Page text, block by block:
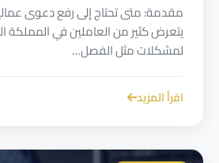
مقدمة: متى تحتاج إلى رفع دعوى
يتعرض كثير من العاملين في المملكة
لمشكلات مثل الفصل…
اقرأ المزيد